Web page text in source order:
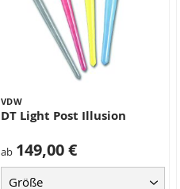
VDW
DT Light Post Illusion
ab 149,00 €